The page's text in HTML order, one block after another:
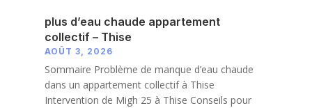
plus d’eau chaude appartement
collectif – Thise
AOÛT 3, 2026
Sommaire Problème de manque d’eau chaude
dans un appartement collectif à Thise
Intervention de Migh 25 à Thise Conseils pour